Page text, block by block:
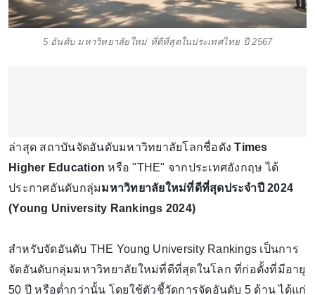
5 อันดับ มหาวิทยาลัยใหม่ ที่ดีที่สุดในประเทศไทย ปี 2567
ล่าสุด สถาบันจัดอันดับมหาวิทยาลัยโลกชื่อดัง Times
Higher Education หรือ "THE" จากประเทศอังกฤษ ได้
ประกาศอันดับกลุ่มมหาวิทยาลัยใหม่ที่ดีที่สุดประจำปี 2024
(Young University Rankings 2024)
สำหรับจัดอันดับ THE Young University Rankings เป็นการ
จัดอันดับกลุ่มมหาวิทยาลัยใหม่ที่ดีที่สุดในโลก ที่ก่อตั้งที่มีอายุ
50 ปี หรือต่ำกว่านั้น โดยใช้ตัวชี้วัดการจัดอันดับ 5 ด้าน ได้แก่